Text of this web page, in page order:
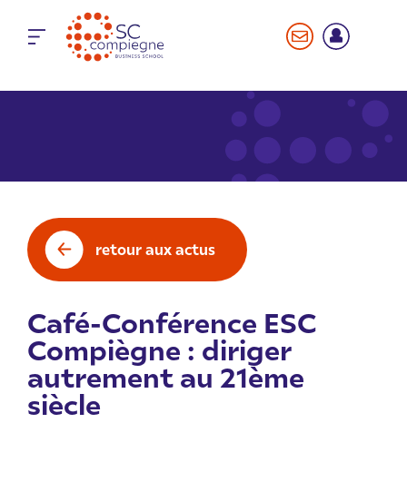
retour aux actus
Café-Conférence ESC
Compiègne : diriger
autrement au 21ème
siècle